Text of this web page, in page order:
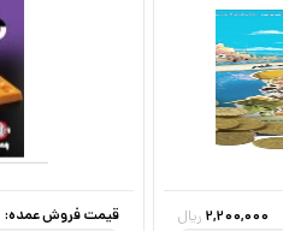
2,200,000 ریال
قیمت فروش عمده: